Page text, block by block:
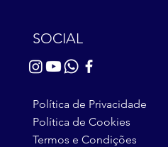
SOCIAL
Política de Privacidade
Política de Cookies
Termos e Condições